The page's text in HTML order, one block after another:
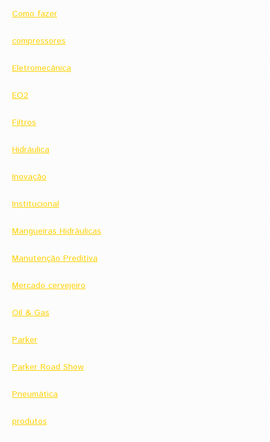
Como fazer
compressores
Eletromecânica
EO2
Filtros
Hidráulica
Inovação
Institucional
Mangueiras Hidráulicas
Manutenção Preditiva
Mercado cervejeiro
Oil & Gas
Parker
Parker Road Show
Pneumática
produtos